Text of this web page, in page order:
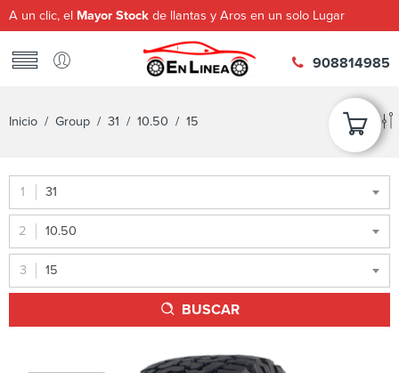
A un clic, el Mayor Stock de llantas y Aros en un solo Lugar
908814985
Inicio / Group / 31 / 10.50 / 15
31
10.50
15
BUSCAR